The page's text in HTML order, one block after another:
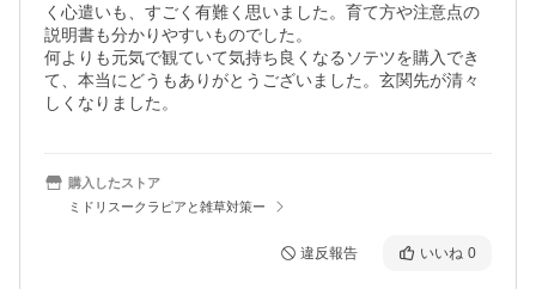
く心遣いも、すごく有難く思いました。育て方や注意点の
説明書も分かりやすいものでした。
何よりも元気で観ていて気持ち良くなるソテツを購入でき
て、本当にどうもありがとうございました。玄関先が清々
しくなりました。
購入したストア
ミドリスークラピアと雑草対策ー
違反報告 いいね 0